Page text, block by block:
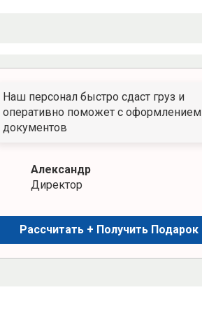
Наш персонал быстро сдаст груз и
оперативно поможет с оформлением
документов
Александр
Директор
Рассчитать + Получить Подарок